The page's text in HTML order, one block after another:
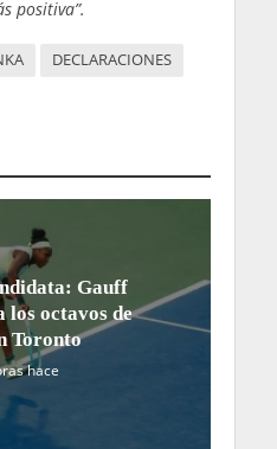
positiva”.
DECLARACIONES
Gauff
los octavos de
Toronto
hace